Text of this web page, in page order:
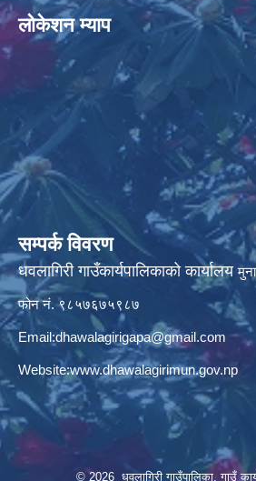
लोकेशन म्याप
सम्पर्क विवरण
धवलागिरी गाउँकार्यपालिकाको कार्यालय
फोन नं. ९८५७६७५९८७
Email:dhawalagirigapa@gmail.com
Website:www.dhawalagirimun.gov.np
© 2026 धवलागिरी गाउँपालिका, गाउँ